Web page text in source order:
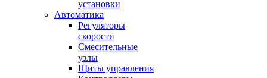
установки
Автоматика
Регуляторы
скорости
Смесительные
узлы
Щиты управления